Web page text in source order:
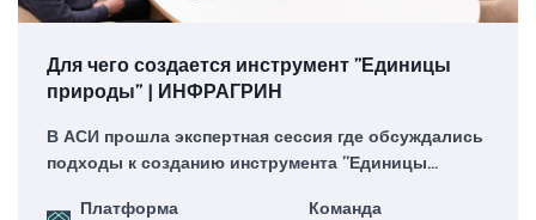
Для чего создается инструмент ”Единицы
природы” | ИНФРАГРИН
В АСИ прошла экспертная сессия где обсуждались
подходы к созданию инструмента ”Единицы
восстановление природной среды.
Платформа
Команда